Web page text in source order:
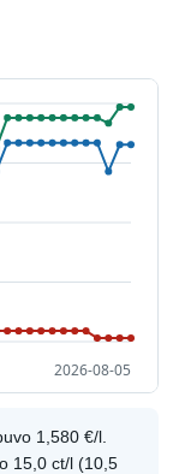
1,580 €/l.
15,0 ct/l (10,5